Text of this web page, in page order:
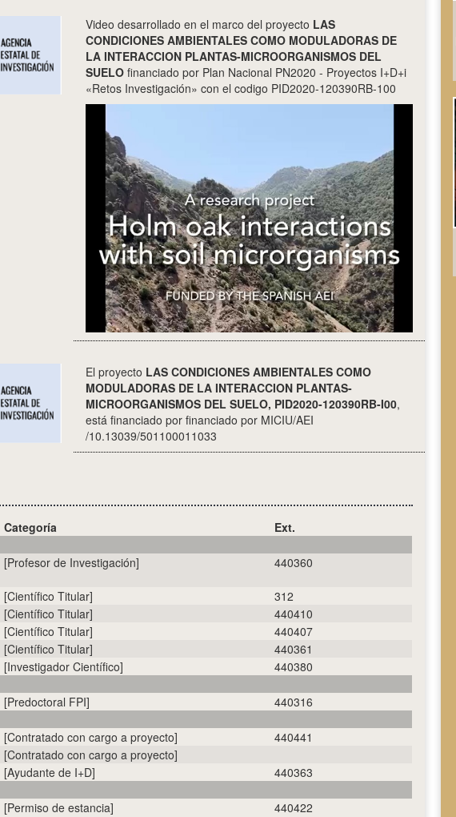
Video desarrollado en el marco del proyecto LAS
CONDICIONES AMBIENTALES COMO MODULADORAS DE
LA INTERACCION PLANTAS-MICROORGANISMOS DEL
SUELOfinanciado por Plan Nacional PN2020 - Proyectos I+D+i
«Retos Investigación» con el codigo PID2020-120390RB-100
El proyecto LAS CONDICIONES AMBIENTALES COMO
MODULADORAS DE LA INTERACCION PLANTAS-
MICROORGANISMOS DEL SUELO, PID2020-120390RB-I00,
está financiado por financiado por MICIU/AEI
/10.13039/501100011033
Categoría
Ext.
[Profesor de Investigación] 440360
[Científico Titular]
312
[Científico Titular]
440410
[Científico Titular]
440407
[Científico Titular]
440361
[Investigador Científico]
440380
[Predoctoral FPI]
440316
[Contratado con cargo a proyecto]
440441
[Contratado con cargo a proyecto]
[Ayudante de I+D]
440363
[Permiso de estancia] 440422